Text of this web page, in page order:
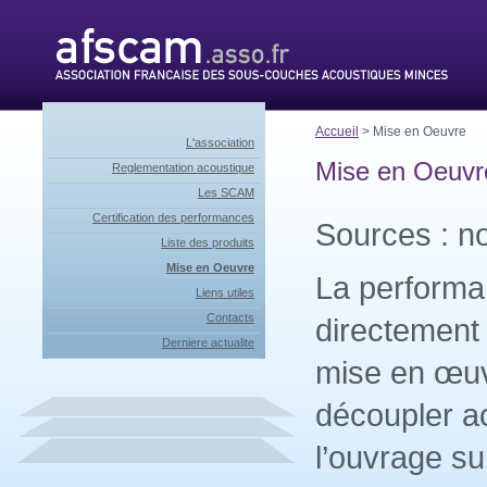
L'association
Reglementation acoustique
Les SCAM
Certification des performances
Liste des produits
Mise en Oeuvre
Liens utiles
Contacts
Derniere actualite
Accueil > Mise en Oeuvre
Mise en
Sources :
La
mise en
découpler
l’ouvrage